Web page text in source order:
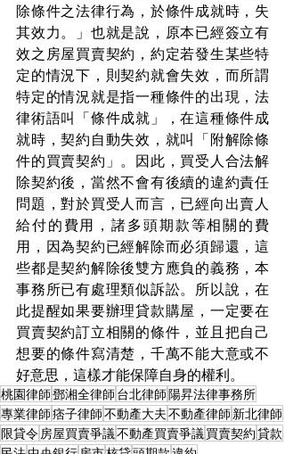
除條件之法律行為，於條件成就時，失
其效力。」也就是說，原本已經簽立有
效之房屋買賣契約，約定若發生某些特
定的情況下，則契約就會失效，而所謂
特定的情況就是指一種條件的出現，法
律術語叫「條件成就」，在這種條件成
就時，契約自動失效，就叫「附解除條
件的買賣契約」。因此，買受人合法解
除契約後，當然不會有後續的違約責任
問題，對於買受人而言，已經向出賣人
給付的費用，諸多頭期款等相關的費
用，因為契約已經解除而必須歸還，這
些都是契約解除後雙方應負的義務，本
事務所已有處理類似訴訟。所以說，在
此提醒如果要辦理貸款購屋，一定要在
買賣契約訂立相關的條件，並且把自己
想要的條件寫清楚，千萬不能大意或不
好意思，這樣才能保障自身的權利。
桃園律師鄧湘全律師 台北律師陽昇法律事務所
專業律師痞子律師不動產大夫不動產律師 新北律師
限貸令房屋買賣爭議不動產買賣爭議買賣契約貸款